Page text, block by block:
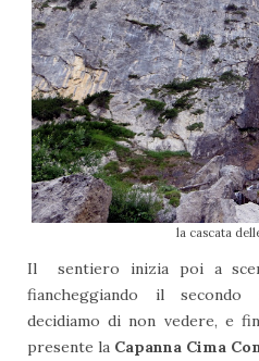
la cascata
Il sentiero inizia poi a
fiancheggiando il
decidiamo di non vedere, e
presente la Capanna Cima